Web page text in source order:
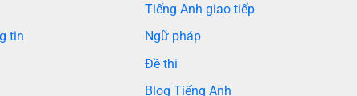
tin
Tiếng Anh giao tiếp
Ngữ pháp
Đề thi
Blog Tiếng Anh